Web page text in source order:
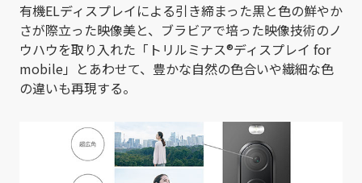
有機ELディスプレイによる引き締まった黒と色の鮮やか
さが際立った映像美と、ブラビアで培った映像技術のノ
ウハウを取り入れた「トリルミナス®ディスプレイ for
mobile」とあわせて、豊かな自然の色合いや繊細な色
の違いも再現する。